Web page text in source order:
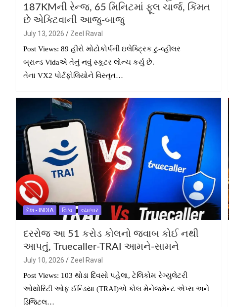
187KMની રેન્જ, 65 મિનિટમાં ફૂલ ચાર્જ, કિંમત
છે એક્ટિવાની આજુ-બાજુ
July 13, 2026
Zeel Raval
Post Views: 89 હીરો મોટોકોર્પની ઇલેક્ટ્રિક ટુ-વ્હીલર
બ્રાન્ડ Vidaએ તેનું નવું સ્કૂટર લોન્ચ કર્યું છે.
તેના VX2 પોર્ટફોલિયોને વિસ્તૃત…
દેશ - INDIA વિશ્વ વ્યાપાર
દરરોજ આ 51 કરોડ કોલનો જવાબ કોઈ નથી
આપતું, Truecaller-TRAI આમને-સામને
July 10, 2026
Zeel Raval
Post Views: 103 થોડા દિવસો પહેલા, ટેલિકોમ રેગ્યુલેટરી
ઓથોરિટી ઓફ ઈન્ડિયા (TRAI)એ કોલ મેનેજમેન્ટ એપ્સ અને
ડિજિટલ…